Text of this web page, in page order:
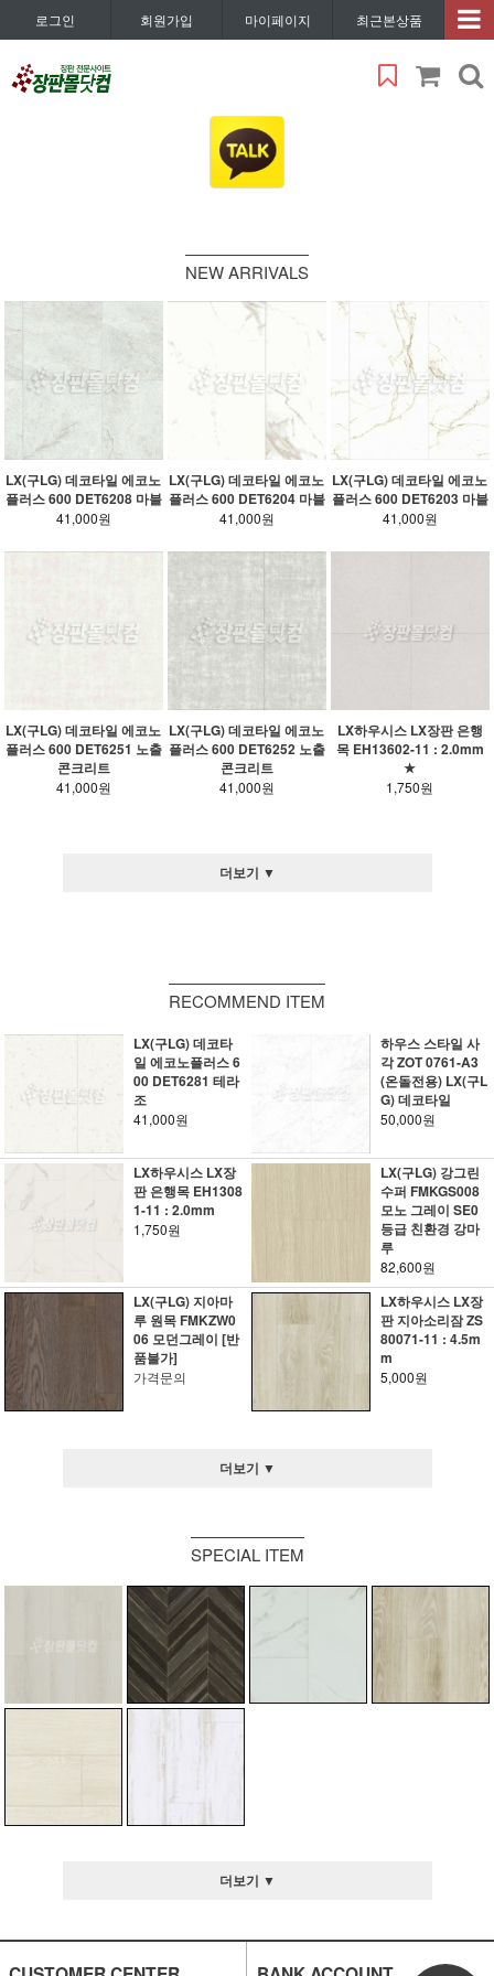
로그인 회원가입 마이페이지 최근본상품
NEW ARRIVALS
LX(구LG) 데코타일 에코노
플러스 600 DET6208 마블
41,000원
LX(구LG) 데코타일 에코노
플러스 600 DET6204 마블
41,000원
LX(구LG) 데코타일 에코노
플러스 600 DET6203 마블
41,000원
LX(구LG) 데코타일 에코노
플러스 600 DET6251 노출
콘크리트
41,000원
LX(구LG) 데코타일 에코노
플러스 600 DET6252 노출
콘크리트
41,000원
LX하우시스 LX장판 은행
목 EH13602-11 : 2.0mm
★
1,750원
더보기 ▼
RECOMMEND ITEM
LX(구LG) 데코타
일 에코노플러스 6
00 DET6281 테라
조
41,000원
하우스 스타일 사
각 ZOT 0761-A3
(온돌전용) LX(구L
G) 데코타일
50,000원
LX하우시스 LX장
판 은행목 EH1308
1-11 : 2.0mm
1,750원
LX(구LG) 강그린
수퍼 FMKGS008
모노 그레이 SE0
등급 친환경 강마
루
82,600원
LX(구LG) 지아마
루 원목 FMKZW0
06 모던그레이 [반
품불가]
가격문의
LX하우시스 LX장
판 지아소리잠 ZS
80071-11 : 4.5m
m
5,000원
더보기 ▼
SPECIAL ITEM
더보기 ▼